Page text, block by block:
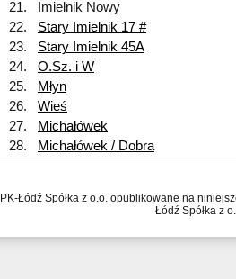
21.
Imielnik Nowy
22.
Stary Imielnik 17 #
23.
Stary Imielnik 45A
24.
O.Sz. i W
25.
Młyn
26.
Wieś
27.
Michałówek
28.
Michałówek / Dobra
Łódź Spółka z o.o. opublikowane na
Łódź Spółka z